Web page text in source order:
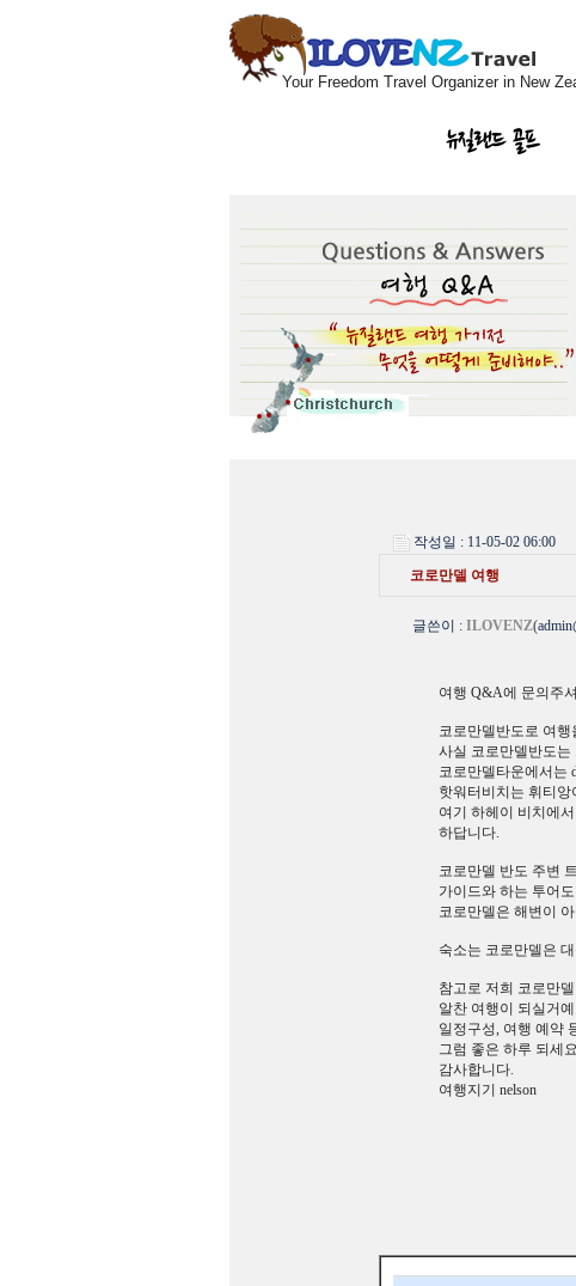
Your Freedom Travel Organizer in New
뉴질랜드 골프
작성일 : 11-05-02 06:00
코로만델 여행
글쓴이 : ILOVENZ(
여행 Q&A에 문의주
코로만델반도로 여행
사실 코로만델반도는
코로만델타운에서는
핫워터비치는 휘티
여기 하헤이 비치에
하답니다.
코로만델 반도 주변
가이드와 하는 투어
코로만델은 해변이
숙소는 코로만델은
참고로 저희 코로만
알찬 여행이 되실거
일정구성, 여행 예약
그럼 좋은 하루 되세
감사합니다.
여행지기 nelson